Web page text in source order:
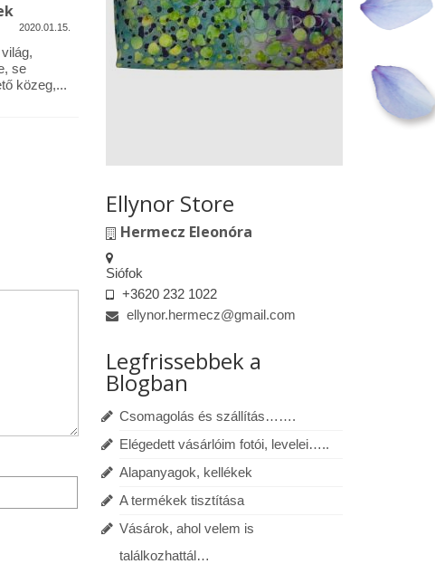
2020.01.15.
se
közeg,...
A termékek tisztítása
2020.01.13.
Alapanyagok: Tilda pamutvászon,
designer pamutvászon, lenvászon,
Kedves
Ellynor Store
Hermecz Eleonóra
Siófok
+3620 232 1022
ellynor.hermecz@gmail.com
Legfrissebbek a
Blogban
Csomagolás és szállítás…….
Elégedett vásárlóim fotói, levelei…..
Alapanyagok, kellékek
A termékek tisztítása
Vásárok, ahol velem is
találkozhattál…